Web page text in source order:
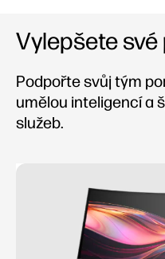
Vylepšete
Podpořte svůj tým
umělou inteligencí a
služeb.